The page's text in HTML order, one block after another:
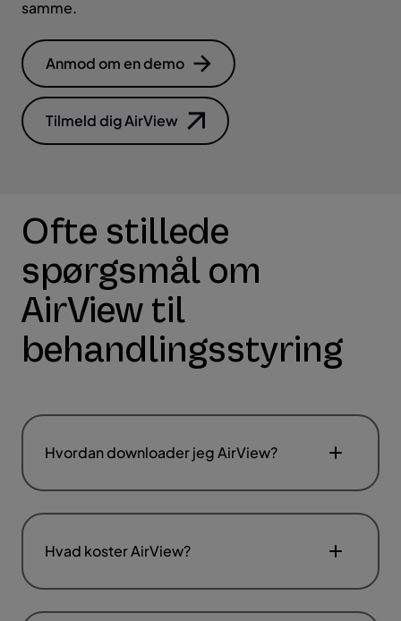
samme.
Anmod om en demo
Tilmeld dig AirView
Ofte stillede
spørgsmål om
AirView til
behandlingsstyring
Hvordan downloader jeg AirView?
Hvad koster AirView?